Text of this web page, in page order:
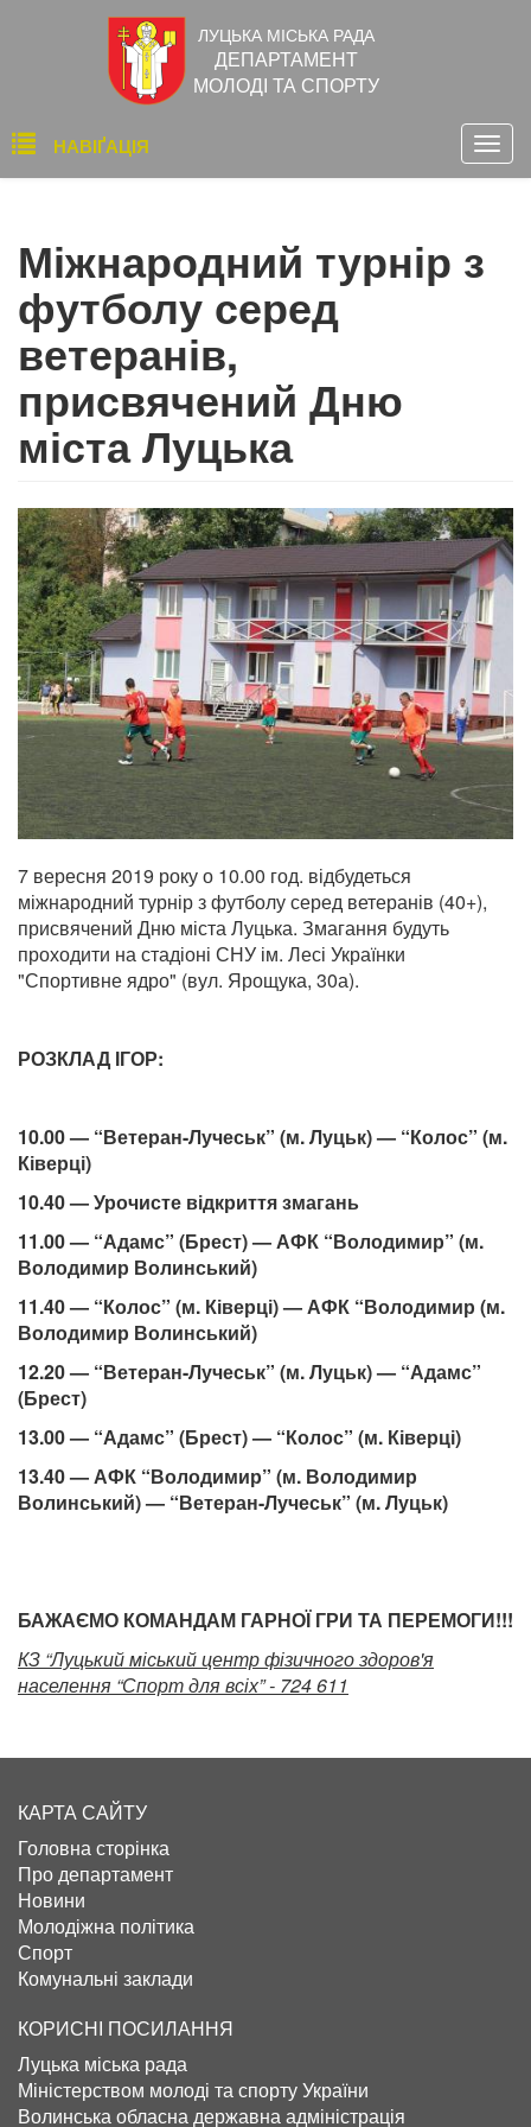
ЛУЦЬКА МІСЬКА РАДА
ДЕПАРТАМЕНТ
МОЛОДІ ТА СПОРТУ
Основна
навіґація
НАВІҐАЦІЯ
Міжнародний турнір з
футболу серед
ветеранів,
присвячений Дню
міста Луцька
7 вересня 2019 року о 10.00 год. відбудеться
міжнародний турнір з футболу серед ветеранів (40+),
присвячений Дню міста Луцька. Змагання будуть
проходити на стадіоні СНУ ім. Лесі Українки
"Спортивне ядро" (вул. Ярощука, 30а).
РОЗКЛАД ІГОР:
10.00 — “Ветеран-Лучеськ” (м. Луцьк) — “Колос” (м.
Ківерці)
10.40 — Урочисте відкриття змагань
11.00 — “Адамс” (Брест) — АФК “Володимир” (м.
Володимир Волинський)
11.40 — “Колос” (м. Ківерці) — АФК “Володимир (м.
Володимир Волинський)
12.20 — “Ветеран-Лучеськ” (м. Луцьк) — “Адамс”
(Брест)
13.00 — “Адамс” (Брест) — “Колос” (м. Ківерці)
13.40 — АФК “Володимир” (м. Володимир
Волинський) — “Ветеран-Лучеськ” (м. Луцьк)
БАЖАЄМО КОМАНДАМ ГАРНОЇ ГРИ ТА ПЕРЕМОГИ!!!
КЗ “Луцький міський центр фізичного здоров'я
населення “Спорт для всіх” - 724 611
КАРТА САЙТУ
Головна сторінка
Про департамент
Новини
Молодіжна політика
Спорт
Комунальні заклади
КОРИСНІ ПОСИЛАННЯ
Луцька міська рада
Міністерством молоді та спорту України
Волинська обласна державна адміністрація